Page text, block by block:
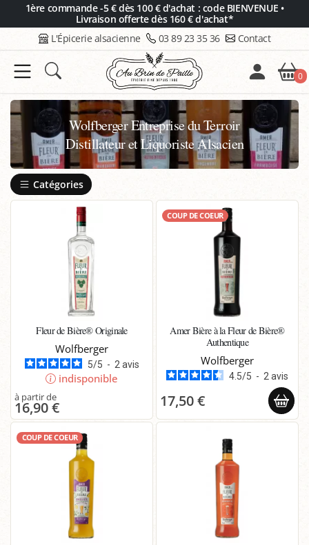
1ère commande -5 € dès 100 € d'achat : code BIENVENUE •
Livraison offerte dès 160 € d'achat*
L'Épicerie alsacienne 03 89 23 35 36 Contact
0
Wolfberger Entreprise du Terroir
Distillateur et Liquoriste Alsacien
Catégories
Fleur de Bière® Originale
Wolfberger
5/5 - 2avis
indisponible
16,90 €
COUP DE COEUR
Amer Bière à la Fleur de Bière®
Authentique
Wolfberger
4.5/5 - 2avis
17,50 €
COUP DE COEUR
Panneau de gestion des cookies